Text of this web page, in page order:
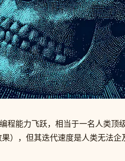
能力飞跃，相当于一名人类顶
），但其迭代速度是人类无法企